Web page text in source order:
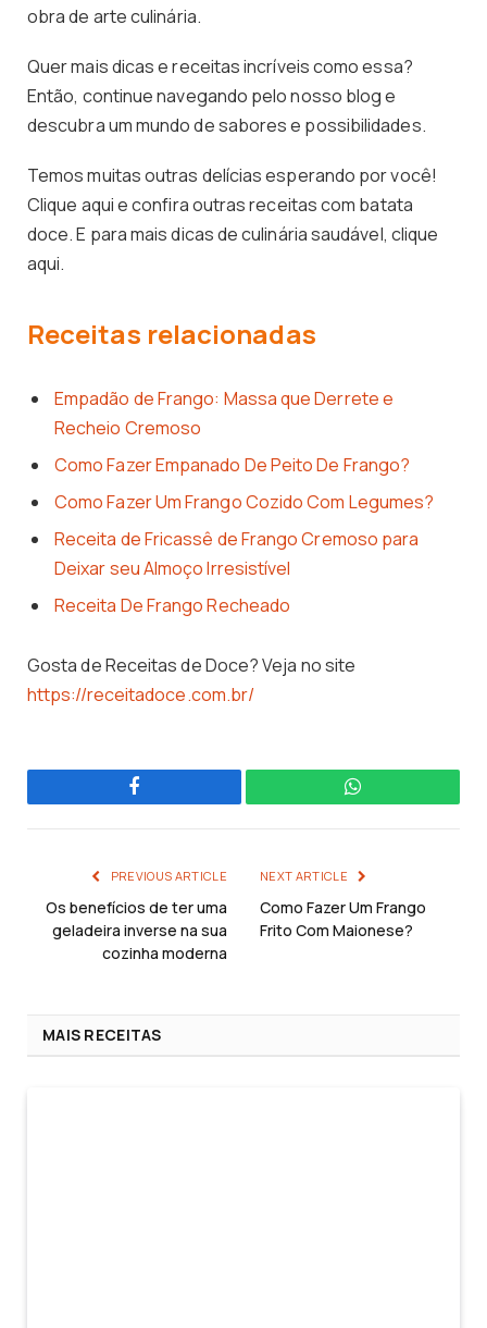
obra de arte culinária.
Quer mais dicas e receitas incríveis como essa?
Então, continue navegando pelo nosso blog e
descubra um mundo de sabores e possibilidades.
Temos muitas outras delícias esperando por você!
Clique aqui e confira outras receitas com batata
doce. E para mais dicas de culinária saudável, clique
aqui.
Receitas relacionadas
Empadão de Frango: Massa que Derrete e
Recheio Cremoso
Como Fazer Empanado De Peito De Frango?
Como Fazer Um Frango Cozido Com Legumes?
Receita de Fricassê de Frango Cremoso para
Deixar seu Almoço Irresistível
Receita De Frango Recheado
Gosta de Receitas de Doce? Veja no site
https://receitadoce.com.br/
Facebook WhatsApp
PREVIOUS ARTICLE
Os benefícios de ter uma
geladeira inverse na sua
cozinha moderna
NEXT ARTICLE
Como Fazer Um Frango
Frito Com Maionese?
MAIS RECEITAS